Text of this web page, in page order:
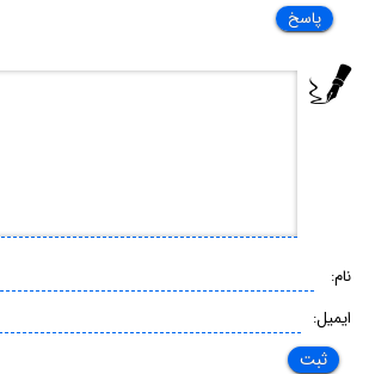
پاسخ
نام:
ایمیل: